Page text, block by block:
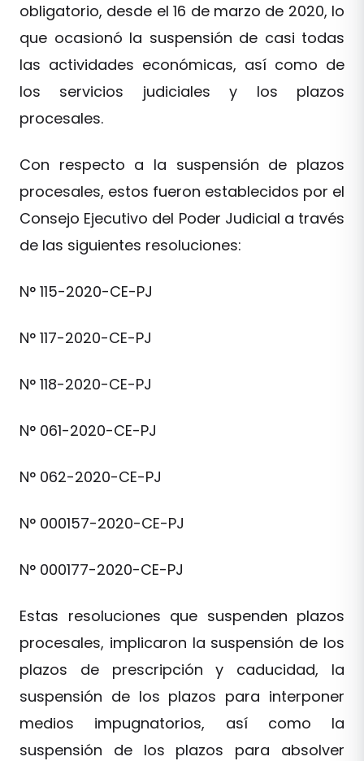
obligatorio, desde el 16 de marzo de 2020, lo
que ocasionó la suspensión de casi todas
las actividades económicas, así como de
los servicios judiciales y los plazos
procesales.
Con respecto a la suspensión de plazos
procesales, estos fueron establecidos por el
Consejo Ejecutivo del Poder Judicial a través
de las siguientes resoluciones:
N° 115-2020-CE-PJ
N° 117-2020-CE-PJ
N° 118-2020-CE-PJ
N° 061-2020-CE-PJ
N° 062-2020-CE-PJ
N° 000157-2020-CE-PJ
N° 000177-2020-CE-PJ
Estas resoluciones que suspenden plazos
procesales, implicaron la suspensión de los
plazos de prescripción y caducidad, la
suspensión de los plazos para interponer
medios impugnatorios, así como la
suspensión de los plazos para absolver